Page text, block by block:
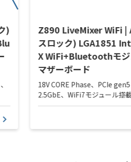
)
Z890 LiveMixer WiFi |
スロック) LGA1851
X WiFi+Bluetoothモジ
マザーボード
18V CORE Phase、PCIe gen5
2.5GbE、WiFi7モジュール搭